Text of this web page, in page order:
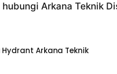
Arkana Teknik
Arkana Teknik